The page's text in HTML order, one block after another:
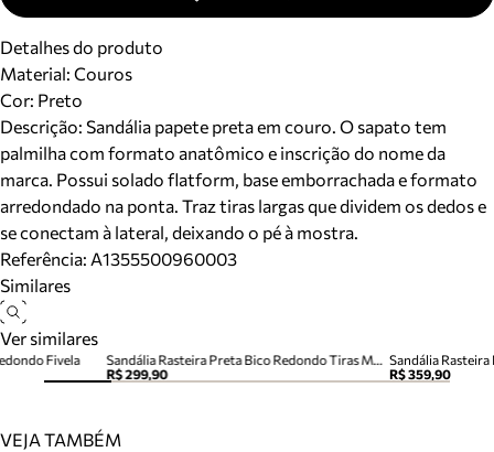
Detalhes do produto
Material: Couros
Cor: Preto
Descrição: Sandália papete preta em couro. O sapato tem
palmilha com formato anatômico e inscrição do nome da
marca. Possui solado flatform, base emborrachada e formato
arredondado na ponta. Traz tiras largas que dividem os dedos e
se conectam à lateral, deixando o pé à mostra.
Referência: A1355500960003
Similares
Ver similares
Sandália Rasteira Preta Bico Redondo Tiras Metais
R$ 299,90
R$ 359,90
Fivela
VEJA TAMBÉM